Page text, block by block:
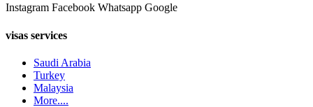
Instagram Facebook Whatsapp Google
visas services
Saudi Arabia
Turkey
Malaysia
More....